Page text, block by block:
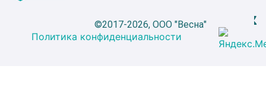
©2017-2026, ООО "Весна"
Политика конфиденциальности